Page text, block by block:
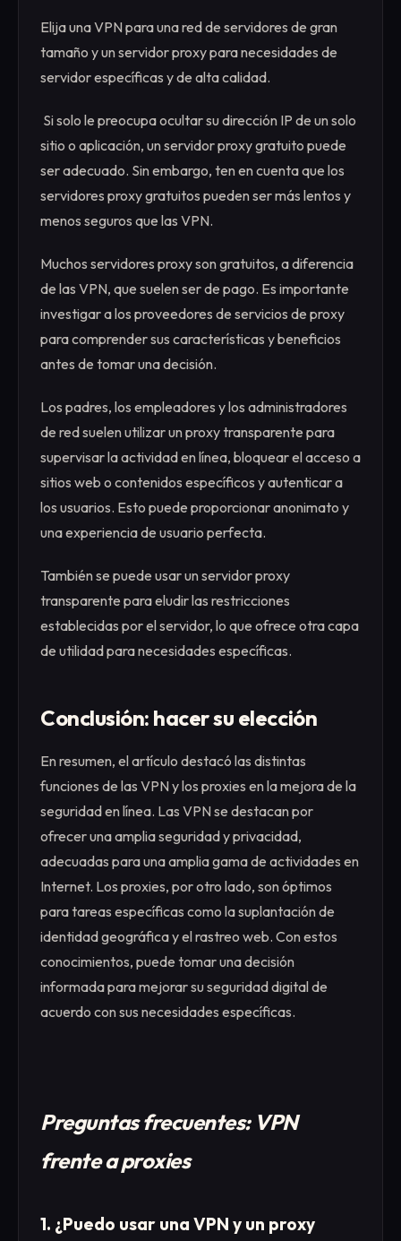
Elija una VPN para una red de servidores de gran
tamaño y un servidor proxy para necesidades de
servidor específicas y de alta calidad.
‍ Si solo le preocupa ocultar su dirección IP de un solo
sitio o aplicación, un servidor proxy gratuito puede
ser adecuado. Sin embargo, ten en cuenta que los
servidores proxy gratuitos pueden ser más lentos y
menos seguros que las VPN.
Muchos servidores proxy son gratuitos, a diferencia
de las VPN, que suelen ser de pago. Es importante
investigar a los proveedores de servicios de proxy
para comprender sus características y beneficios
antes de tomar una decisión.
Los padres, los empleadores y los administradores
de red suelen utilizar un proxy transparente para
supervisar la actividad en línea, bloquear el acceso a
sitios web o contenidos específicos y autenticar a
los usuarios. Esto puede proporcionar anonimato y
una experiencia de usuario perfecta.
También se puede usar un servidor proxy
transparente para eludir las restricciones
establecidas por el servidor, lo que ofrece otra capa
de utilidad para necesidades específicas.
Conclusión: hacer su elección
En resumen, el artículo destacó las distintas
funciones de las VPN y los proxies en la mejora de la
seguridad en línea. Las VPN se destacan por
ofrecer una amplia seguridad y privacidad,
adecuadas para una amplia gama de actividades en
Internet. Los proxies, por otro lado, son óptimos
para tareas específicas como la suplantación de
identidad geográfica y el rastreo web. Con estos
conocimientos, puede tomar una decisión
informada para mejorar su seguridad digital de
acuerdo con sus necesidades específicas.
Preguntas frecuentes: VPN
frente a proxies
1. ¿Puedo usar una VPN y un proxy